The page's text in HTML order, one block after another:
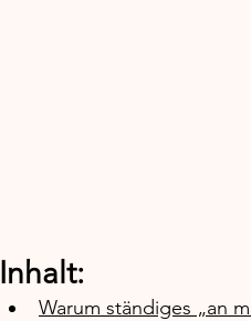
Inhalt:
Warum ständiges „an